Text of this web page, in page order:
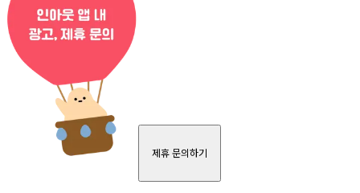
제휴 문의하기